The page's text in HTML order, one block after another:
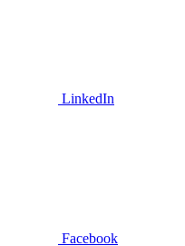
LinkedIn
Facebook